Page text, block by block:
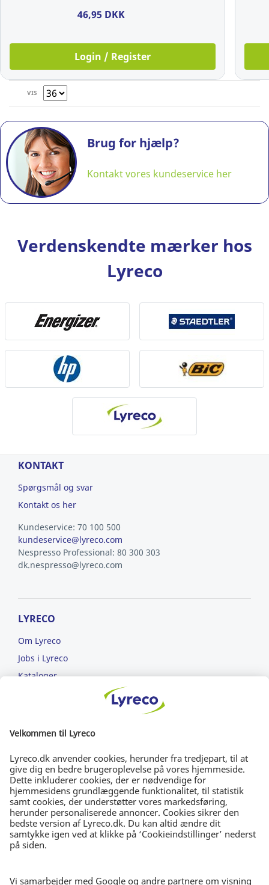
46,95 DKK
Login / Register
VIS
Brug for hjælp?
Kontakt vores kundeservice her
Verdenskendte mærker hos
Lyreco
KONTAKT
Spørgsmål og svar
Kontakt os her
Kundeservice: 70 100 500
kundeservice@lyreco.com
Nespresso Professional: 80 300 303
dk.nespresso@lyreco.com
LYRECO
Om Lyreco
Jobs i Lyreco
Kataloger
Læs om ansvarlighed
ET NEMMERE ARBEJDSLIV
FRI FRAGT
Bestil for min. 699 kr.
DAG-TIL-DAG-LEVERING
Bestil inden kl. 15.30
30 DAGES RETURRET
I ubrudt emballage